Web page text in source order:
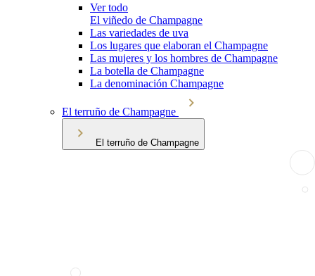
Ver todo
El viñedo de Champagne
Las variedades de uva
Los lugares que elaboran el Champagne
Las mujeres y los hombres de Champagne
La botella de Champagne
La denominación Champagne
El terruño de Champagne
El terruño de Champagne